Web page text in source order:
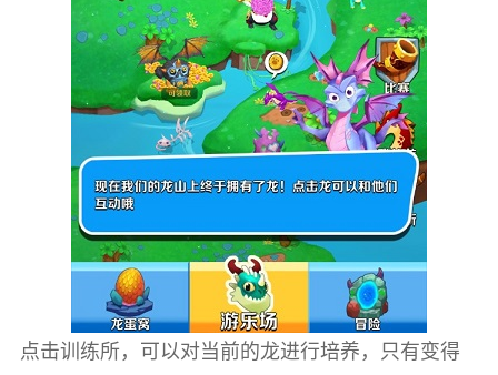
点击训练所，可以对当前的龙进行培养，只有变得